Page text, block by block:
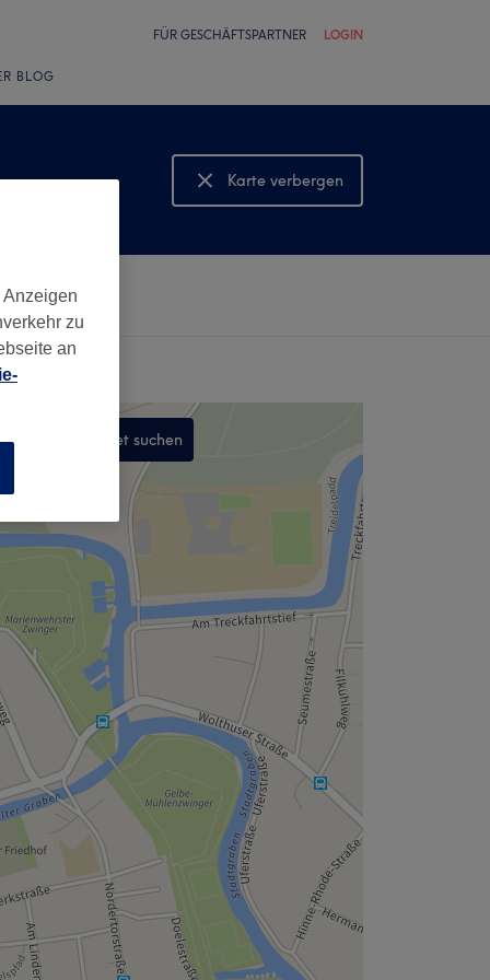
FÜR GESCHÄFTSPARTNER LOGIN
BLOG
Karte verbergen
Karte anzeigen
In diesem Gebiet suchen
zu
an